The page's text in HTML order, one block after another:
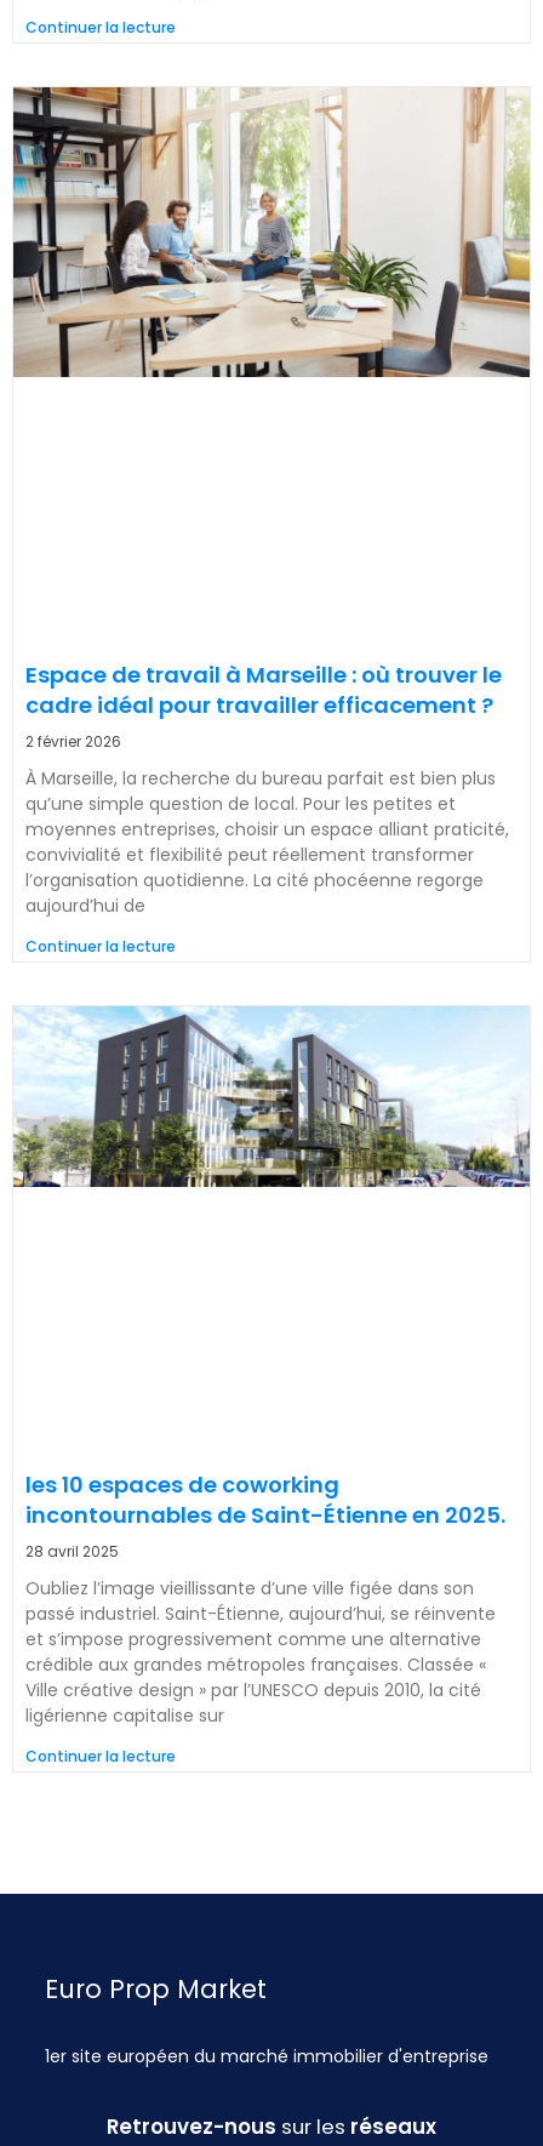
Continuer la lecture
Espace de travail à Marseille : où trouver le
cadre idéal pour travailler efficacement ?
2 février 2026
À Marseille, la recherche du bureau parfait est bien plus
qu’une simple question de local. Pour les petites et
moyennes entreprises, choisir un espace alliant praticité,
convivialité et flexibilité peut réellement transformer
l’organisation quotidienne. La cité phocéenne regorge
aujourd’hui de
Continuer la lecture
les 10 espaces de coworking
incontournables de Saint-Étienne en 2025.
28 avril 2025
Oubliez l’image vieillissante d’une ville figée dans son
passé industriel. Saint-Étienne, aujourd’hui, se réinvente
et s’impose progressivement comme une alternative
crédible aux grandes métropoles françaises. Classée «
Ville créative design » par l’UNESCO depuis 2010, la cité
ligérienne capitalise sur
Continuer la lecture
Euro Prop Market
1er site européen du marché immobilier d'entreprise
Retrouvez-nous sur les réseaux